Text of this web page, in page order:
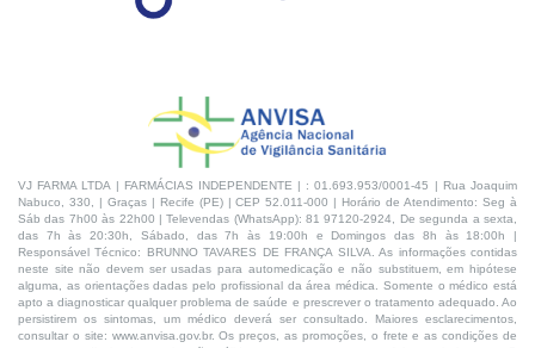
VJ FARMA LTDA | FARMÁCIAS INDEPENDENTE | : 01.693.953/0001-45 | Rua Joaquim
Nabuco, 330, | Graças | Recife (PE) | CEP 52.011-000 | Horário de Atendimento: Seg à
Sáb das 7h00 às 22h00 | Televendas (WhatsApp): 81 97120-2924, De segunda a sexta,
das 7h às 20:30h, Sábado, das 7h às 19:00h e Domingos das 8h às 18:00h |
Responsável Técnico: BRUNNO TAVARES DE FRANÇA SILVA. As informações contidas
neste site não devem ser usadas para automedicação e não substituem, em hipótese
alguma, as orientações dadas pelo profissional da área médica. Somente o médico está
apto a diagnosticar qualquer problema de saúde e prescrever o tratamento adequado. Ao
persistirem os sintomas, um médico deverá ser consultado. Maiores esclarecimentos,
consultar o site: www.anvisa.gov.br. Os preços, as promoções, o frete e as condições de